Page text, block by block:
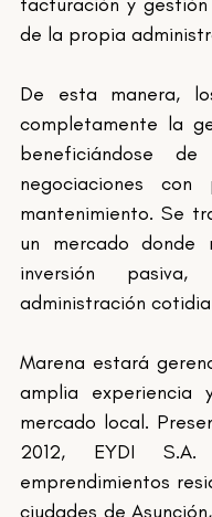
de la propia
De esta manera,
completamente la
beneficiándose
negociaciones
mantenimiento. Se
un mercado donde
inversión
administración
Marena estará
amplia experiencia
mercado local.
2012, EYDI S.A.
emprendimientos
ciudades de